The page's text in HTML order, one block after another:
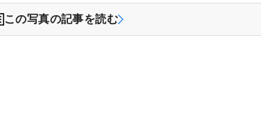
この写真の記事を読む